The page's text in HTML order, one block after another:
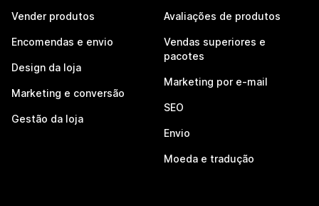
Vender produtos
Encomendas e envio
Design da loja
Marketing e conversão
Gestão da loja
Avaliações de produtos
Vendas superiores e
pacotes
Marketing por e-mail
SEO
Envio
Moeda e tradução